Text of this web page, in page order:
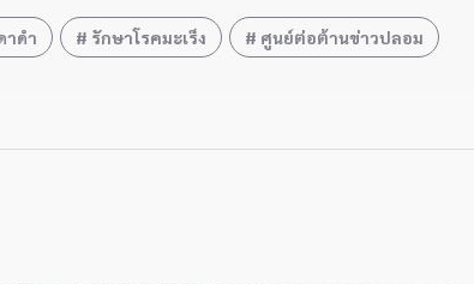
าดำ รักษาโรคมะเร็ง ศูนย์ต่อต้านข่าวปลอม